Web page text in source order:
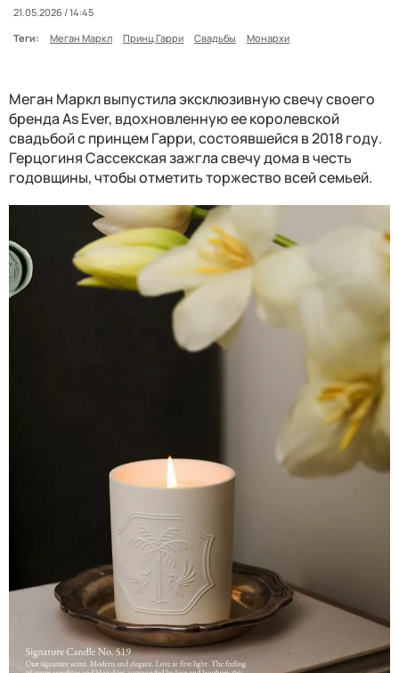
21.05.2026 / 14:45
Теги:
Меган Маркл Принц Гарри Свадьбы Монархи
Меган Маркл выпустила эксклюзивную свечу своего
бренда As Ever, вдохновленную ее королевской
свадьбой с принцем Гарри, состоявшейся в 2018 году.
Герцогиня Сассекская зажгла свечу дома в честь
годовщины, чтобы отметить торжество всей семьей.